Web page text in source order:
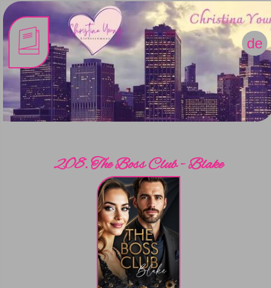
208. The Boss Club - Blake
de